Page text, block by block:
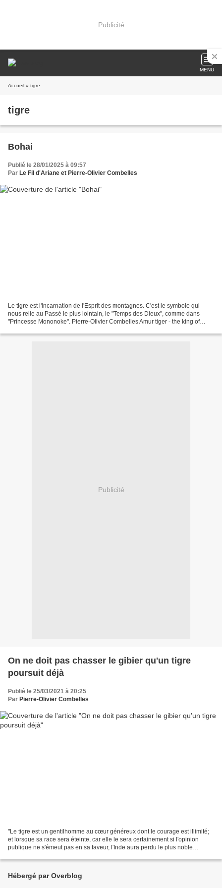
Publicité
MENU
Accueil » tigre
tigre
Bohai
Publié le 28/01/2025 à 09:57
Par Le Fil d'Ariane et Pierre-Olivier Combelles
Le tigre est l'incarnation de l'Esprit des montagnes. C'est le symbole qui
nous relie au Passé le plus lointain, le "Temps des Dieux", comme dans
"Princesse Mononoke". Pierre-Olivier Combelles Amur tiger - the king of
Publicité
On ne doit pas chasser le gibier qu'un tigre
poursuit déjà
Publié le 25/03/2021 à 20:25
Par Pierre-Olivier Combelles
"Le tigre est un gentilhomme au cœur généreux dont le courage est illimité;
et lorsque sa race sera éteinte, car elle le sera certainement si l'opinion
publique ne s'émeut pas en sa faveur, l'Inde aura perdu le plus noble
Hébergé par Overblog